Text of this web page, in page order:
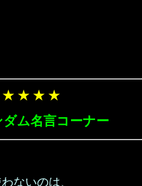
★ ★ ★
ム名言コーナー
ないのは、